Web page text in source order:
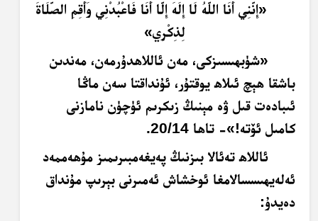
«إِنَّنِي أَنَا اللَّهُ لَا إِلَهَ إِلَّا أَنَا فَاعْبُدْنِي وَأَقِمِ الصَّلَاةَ
لِذِكْرِي»
«شۈبھىسىزكى، مەن ئاللاھدۇرمەن، مەندىن
باشقا ھېچ ئىلاھ يوقتۇر، ئۇنداقتا سەن ماڭا
ئىبادەت قىل ۋە مېنىڭ زىكرىم ئۈچۈن نامازنى
كامىل ئۆتە!»- تاھا 20/14.
ئاللاھ تەئالا بىزنىڭ پەيغەمبىرىمىز مۇھەممەد
ئەلەيھىسسالامغا ئوخشاش ئەمىرنى بېرىپ مۇنداق
دەيدۇ: